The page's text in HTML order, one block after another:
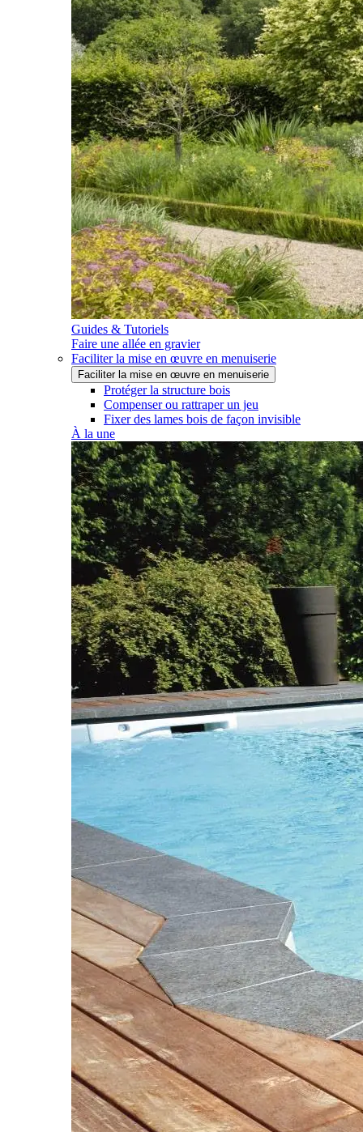
Guides & Tutoriels
Faire une allée en gravier
Faciliter la mise en œuvre en menuiserie
Faciliter la mise en œuvre en menuiserie
Protéger la structure bois
Compenser ou rattraper un jeu
Fixer des lames bois de façon invisible
À la une